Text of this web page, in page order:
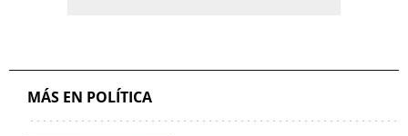
MÁS EN POLÍTICA